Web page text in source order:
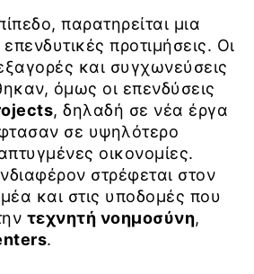
παρατηρείται μια
προτιμήσεις. Οι
και συγχωνεύσεις
όμως οι επενδύσεις
, δηλαδή σε νέα έργα
σε υψηλότερο
οικονομίες.
στρέφεται στον
και στις υποδομές που
τεχνητή νοημοσύνη,
.